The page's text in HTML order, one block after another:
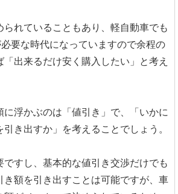
れていることもあり、軽自動車でも
要な時代になっていますので余程の
出来るだけ安く購入したい」と考え
に浮かぶのは「値引き」で、「いかに
き出すか」を考えることでしょう。
すし、基本的な値引き交渉だけでも
き額を引き出すことは可能ですが、車